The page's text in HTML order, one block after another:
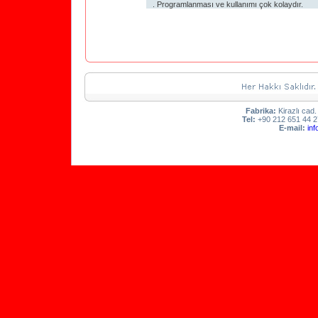
. Programlanması ve kullanımı çok kolaydır.
Fabrika: Kirazlı
Tel: +90 212 651 44
E-mail: